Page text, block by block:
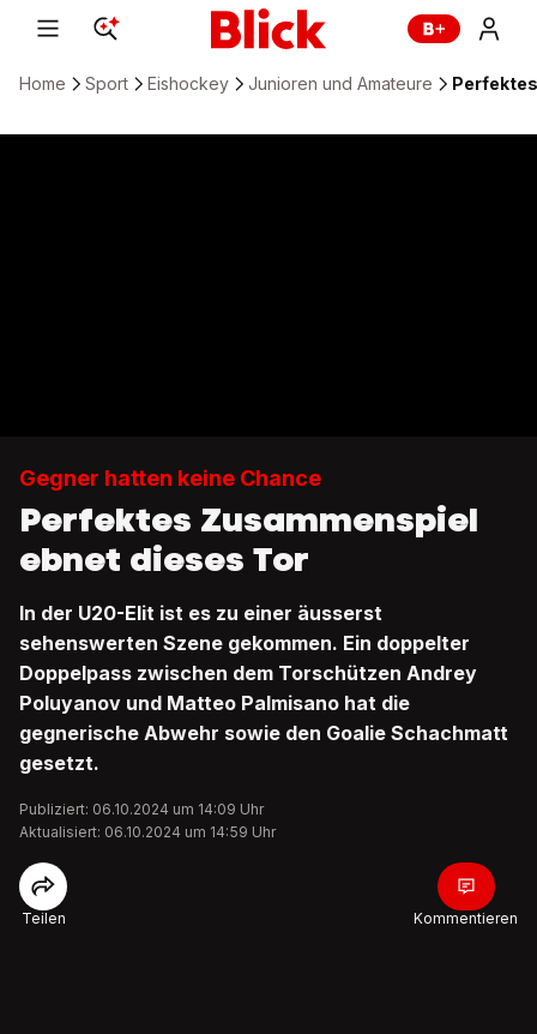
Home Sport Eishockey Junioren und Amateure
Gegner hatten keine Chance
Perfektes Zusammenspiel
ebnet dieses Tor
In der U20-Elit ist es zu einer äusserst
sehenswerten Szene gekommen. Ein doppelter
Doppelpass zwischen dem Torschützen Andrey
Poluyanov und Matteo Palmisano hat die
gegnerische Abwehr sowie den Goalie Schachmatt
gesetzt.
Publiziert: 06.10.2024 um 14:09 Uhr
Aktualisiert: 06.10.2024 um 14:59 Uhr
Teilen Kommentieren